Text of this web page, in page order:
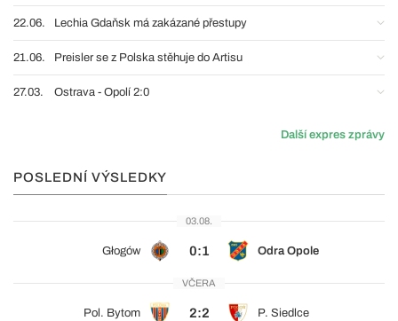
22.06. Lechia Gdaňsk má zakázané přestupy
21.06. Preisler se z Polska stěhuje do Artisu
27.03. Ostrava - Opolí 2:0
Další expres zprávy
POSLEDNÍ VÝSLEDKY
03.08.
Głogów 0:1 Odra Opole
VČERA
Pol. Bytom 2:2 P. Siedlce